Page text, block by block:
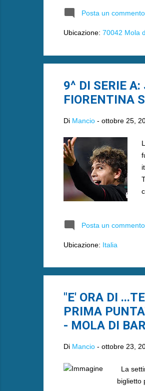
Posta un commento
Ubicazione: 70042 Mola
9^ DI SERIE
FIORENTINA
Di Mancio - ottobre 25,
Posta un commento
Ubicazione: Italia
"E' ORA DI
PRIMA
- MOLA DI
Di Mancio - ottobre 23,
La
biglietto